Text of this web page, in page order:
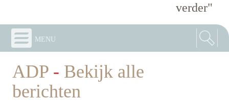
verder"
menu
ADP - Bekijk alle
berichten